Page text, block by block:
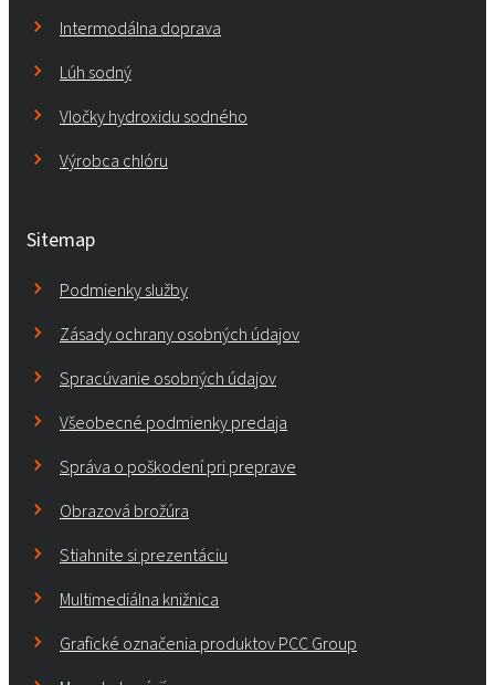
Intermodálna doprava
Lúh sodný
Vločky hydroxidu sodného
Výrobca chlóru
Sitemap
Podmienky služby
Zásady ochrany osobných údajov
Spracúvanie osobných údajov
Všeobecné podmienky predaja
Správa o poškodení pri preprave
Obrazová brožúra
Stiahnite si prezentáciu
Multimediálna knižnica
Grafické označenia produktov PCC Group